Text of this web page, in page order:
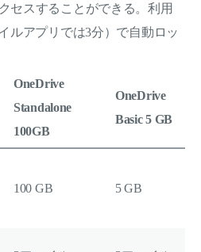
セスすることができる。利用
ルアプリでは3分）で自動ロッ
OneDrive
Standalone
100GB
OneDrive
Basic 5 GB
100 GB 5 GB